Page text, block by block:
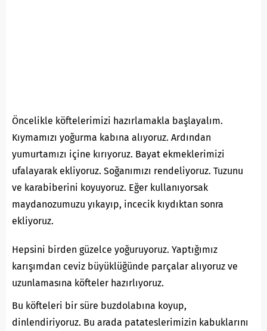
Öncelikle köftelerimizi hazırlamakla başlayalım.
Kıymamızı yoğurma kabına alıyoruz. Ardından
yumurtamızı içine kırıyoruz. Bayat ekmeklerimizi
ufalayarak ekliyoruz. Soğanımızı rendeliyoruz. Tuzunu
ve karabiberini koyuyoruz. Eğer kullanıyorsak
maydanozumuzu yıkayıp, incecik kıydıktan sonra
ekliyoruz.
Hepsini birden güzelce yoğuruyoruz. Yaptığımız
karışımdan ceviz büyüklüğünde parçalar alıyoruz ve
uzunlamasına köfteler hazırlıyoruz.
Bu köfteleri bir süre buzdolabına koyup,
dinlendiriyoruz. Bu arada patateslerimizin kabuklarını